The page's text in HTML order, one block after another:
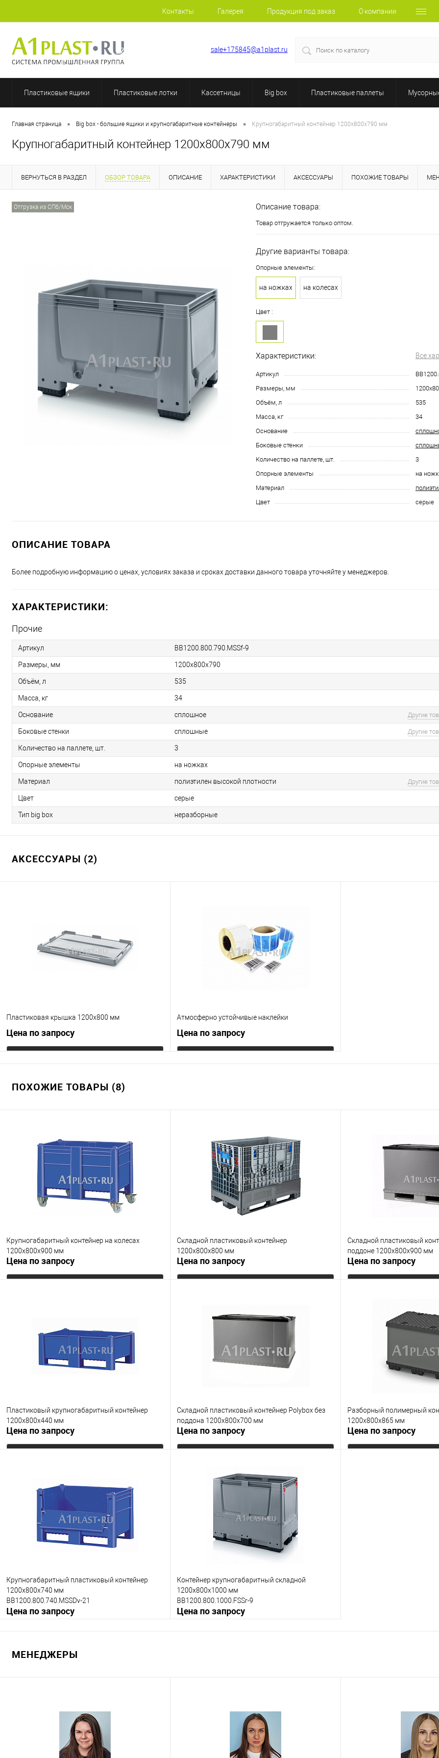
Контакты Галерея Продукция под заказ О компании
+7 (812) 507-69-52 sale+175845@a1plast.ru
Пластиковые ящики Пластиковые лотки Кассетницы Big box Пластиковые паллеты
Главная страница • Big box - большие ящики и крупногабаритные контейнеры • Крупногабаритный контейнер 1200х800х790 мм
Крупногабаритный контейнер 1200х800х790 мм
ВЕРНУТЬСЯ В РАЗДЕЛ ОБЗОР ТОВАРА ОПИСАНИЕ ХАРАКТЕРИСТИКИ АКСЕССУАРЫ ПОХОЖИЕ ТОВАРЫ
Отгрузка из СПб/Мск Описание товара:
Товар отгружается только оптом.
Другие варианты товара:
Опорные элементы:
на ножках на колесах
Цвет :
Характеристики: Все
Артикул
Размеры, мм
Объём, л
535
Масса, кг
34
Основание
Боковые стенки
Количество на паллете, шт.
3
Опорные элементы
на
Материал
Цвет
серые
ОПИСАНИЕ ТОВАРА
Более подробную информацию о ценах, условиях заказа и сроках доставки данного товара уточняйте у менеджеров.
ХАРАКТЕРИСТИКИ:
Прочие
Артикул BB1200.800.790.MSSf-9
Размеры, мм 1200х800х790
Объём, л 535
Масса, кг 34
Основание сплошное Другие
Боковые стенки сплошные Другие
Количество на паллете, шт. 3
Опорные элементы на ножках
Материал полиэтилен высокой плотности Другие
Цвет серые
Тип big box неразборные
АКСЕССУАРЫ (2)
Пластиковая крышка 1200х800 мм
Цена по запросу
Купить в 1 клик
К сравнению
Атмосферно устойчивые наклейки
Цена по запросу
ПОХОЖИЕ ТОВАРЫ (8)
Крупногабаритный контейнер на колесах
1200х800х900 мм
Цена по запросу
В избранное
Под заказ
Опорные элементы
на колесах
Складной пластиковый контейнер
1200x800x800 мм
Цена по запросу
Купить в 1 клик
К сравнению
В избранное
Складной пластиковый
поддоне 1200х800х900 мм
Цена по запросу
Купить в 1 клик
Опорные элементы
Пластиковый крупногабаритный контейнер
1200х800х440 мм
Цена по запросу
Купить в 1 клик
К сравнению
Под заказ
Опорные элементы
на полозьях
Складной пластиковый контейнер Polyboх без
поддона 1200х800х700 мм
Цена по запросу
Купить в 1 клик
К сравнению
Под заказ
Опорные элементы
без поддона
Разборный полимерный
1200х800х865 мм
Цена по запросу
Крупногабаритный пластиковый контейнер
1200х800х740 мм
BB1200.800.740.MSSDv-21
Цена по запросу
Исполнение контейнера
с верхней дверцей стандартный
Контейнер крупногабаритный складной
1200х800х1000 мм
BB1200.800.1000.FSSr-9
Цена по запросу
на ножках на колесах
МЕНЕДЖЕРЫ